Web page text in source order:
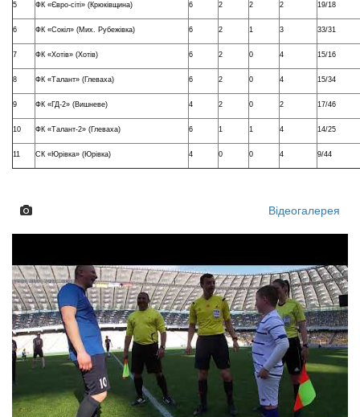
5 ФК «Євро-сіті» (Крюківщина) 6 2 2 2 19/18
6 ФК «Сокіл» (Мих. Рубежівка) 6 2 1 3 33/31
7 ФК «Хотів» (Хотів) 6 2 0 4 15/16
8 ФК «Талант» (Глеваха) 6 2 0 4 15/34
9 ФК «ГД-2» (Вишневе) 4 2 0 2 17/46
10 ФК «Талант-2» (Глеваха) 6 1 1 4 14/25
11 СК «Юрівка» (Юрівка) 4 0 0 4 9/44
Відеогалерея